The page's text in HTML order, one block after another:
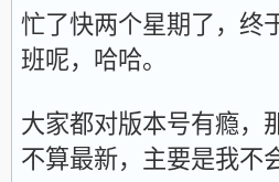
忙了快两个星期了，终
班呢，哈哈。
大家都对版本号有瘾，
不算最新，主要是我不